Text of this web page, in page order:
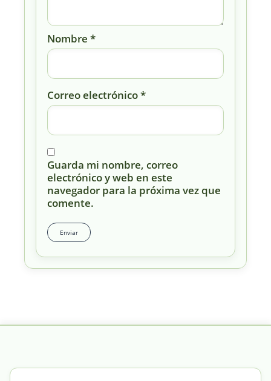
Nombre *
Correo electrónico*
Guarda mi nombre, correo
electrónico y web en este
navegador para la próxima vez que
comente.